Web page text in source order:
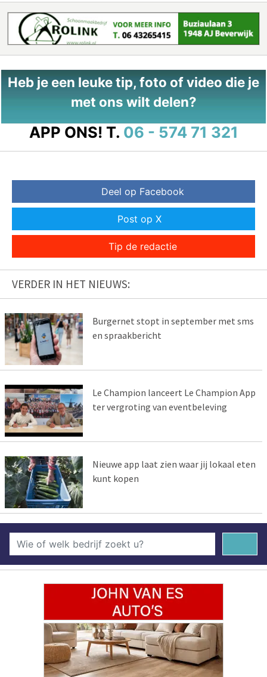
Heb je een leuke tip, foto of video die je
met ons wilt delen?
APP ONS! T. 06 - 574 71 321
Deel op Facebook
Post op X
Tip de redactie
VERDER IN HET NIEUWS:
Burgernet stopt in september met sms
en spraakbericht
Le Champion lanceert Le Champion App
ter vergroting van eventbeleving
Nieuwe app laat zien waar jij lokaal eten
kunt kopen